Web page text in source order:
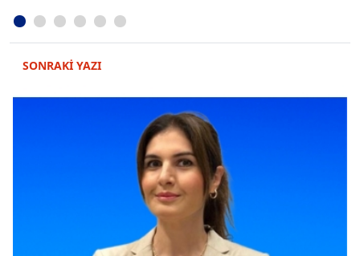
SONRAKİ YAZI